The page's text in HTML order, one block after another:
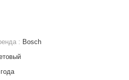
: Bosch